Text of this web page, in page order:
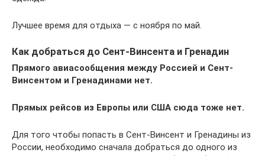
Лучшее время для отдыха — с ноября по май.
Как добраться до Сент-Винсента и Гренадин
Прямого авиасообщения между Россией и Сент-
Винсентом и Гренадинами нет.
Прямых рейсов из Европы или США сюда тоже нет.
Для того чтобы попасть в Сент-Винсент и Гренадины из
России, необходимо сначала добраться до одного из